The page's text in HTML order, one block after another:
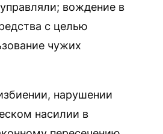
вождение в
с целью
чужих
нарушении
насилии в